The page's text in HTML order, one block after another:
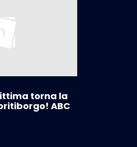
torna la
ABC